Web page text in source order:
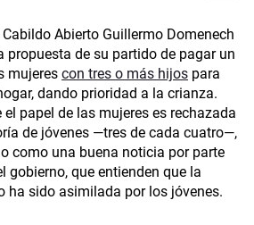
Abierto Guillermo Domenech
propuesta de su partido de pagar un
mujeres con tres o más hijos para
dando prioridad a la crianza.
el papel de las mujeres es rechazada
de jóvenes —tres de cada cuatro—,
como una buena noticia por parte
gobierno, que entienden que la
ha sido asimilada por los jóvenes.